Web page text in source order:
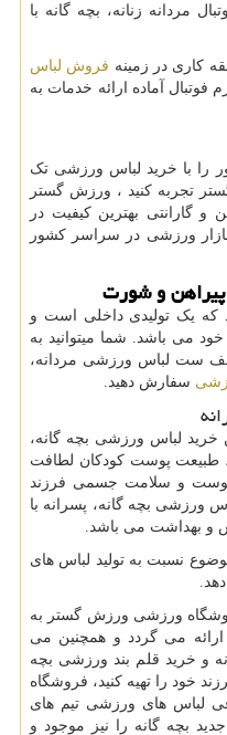
مردانه زنانه، بچه گانه با
کاری در زمینه فروش لباس
فوتبال آماده ارائه خدمات به
را با خرید لباس ورزشی تک
تجربه کنید ، ورزش گستر
گارانتی بهترین کیفیت در
بازار ورزشی در سراسر کشور
و شورت
که یک تولیدی داخلی است و
خود می باشد. شما میتوانید به
ست لباس ورزشی مردانه،
سفارش دهید.
خرید لباس ورزشی بچه گانه،
طبیعت پوست کودکان لطافت
و سلامت جسمی فرزند
ورزشی بچه گانه، پسرانه با
و بهداشت می باشد.
نسبت به تولید لباس های
ورزشی ورزش گستر به
می گردد و همچنین می
و خرید قلم بند ورزشی بچه
خود را تهیه کنید، فروشگاه
لباس های ورزشی تیم های
بچه گانه را نیز موجود و